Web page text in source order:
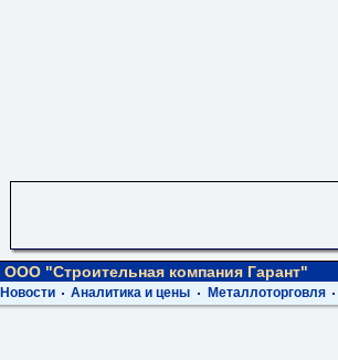
ООО "Строительная компания Гарант"
Новости Аналитика и цены Металлоторговля